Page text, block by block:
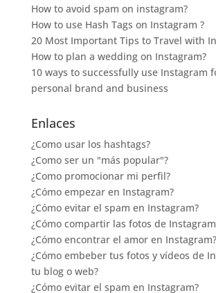
How to avoid spam on instagram?
How to use Hash Tags on Instagram ?
20 Most Important Tips to Travel with
How to plan a wedding on Instagram?
10 ways to successfully use Instagram
personal brand and business
Enlaces
¿Como usar los hashtags?
¿Como ser un "más popular"?
¿Como promocionar mi perfil?
¿Cómo empezar en Instagram?
¿Cómo evitar el spam en Instagram?
¿Cómo compartir las fotos de
¿Cómo encontrar el amor en Instagram?
¿Cómo embeber tus fotos y vídeos de
tu blog o web?
¿Cómo evitar el spam en Instagram?